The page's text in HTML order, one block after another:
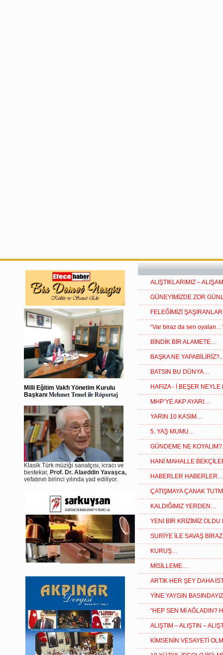
Milli Eğitim Vakfı Yönetim Kurulu
Başkanı Mehmet Temel ile Röportaj
Klasik Türk müziği sanatçısı, icracı ve
bestekar, Prof. Dr. Alaeddin Yavaşca,
vefatının birinci yılında yad ediliyor.
ALIŞTIKLARIMIZ –
GÜNEYİMİZDE ZOR
FELEĞİMİZİ
“Var biraz da sen
BİNDİK BİR ALAMETE…
BAŞKA NE
BATSIN BU DÜNYA…
HAFIZA - İ BEŞER
MHP’YE AKP AYARI…
YARIN 10 KASIM…
5. YAŞ MUMU…
GÜNDEME NE
HANİ MAHALLE
HABERLER HABERLER…
ÇATIŞMAYA ÇANAK
KALDIĞIMIZ YERDEN…
YENİ BİR KRİZİMİZ
SURİYE İLE SAVAŞ
KURUŞ…
MİSİLLEME…
ARTIK HER ŞEY DAHA
YİNE YAYGIN
“HEP SEN Mİ AĞLADIN?
ALIŞTIM – ALIŞTIN –
KİMSENİN VESAYETİ